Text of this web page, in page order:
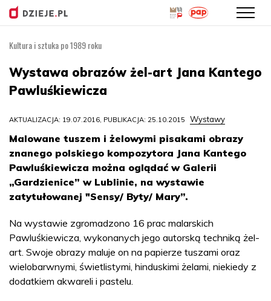
treści
Kultura i sztuka po 1989 roku
Wystawa obrazów żel-art Jana Kantego
Pawluśkiewicza
AKTUALIZACJA: 19.07.2016, PUBLIKACJA: 25.10.2015 Wystawy
Malowane tuszem i żelowymi pisakami obrazy
znanego polskiego kompozytora Jana Kantego
Pawluśkiewicza można oglądać w Galerii
„Gardzienice” w Lublinie, na wystawie
zatytułowanej "Sensy/ Byty/ Mary”.
Na wystawie zgromadzono 16 prac malarskich
Pawluśkiewicza, wykonanych jego autorską techniką żel-
art. Swoje obrazy maluje on na papierze tuszami oraz
wielobarwnymi, świetlistymi, hinduskimi żelami, niekiedy z
dodatkiem akwareli i pastelu.